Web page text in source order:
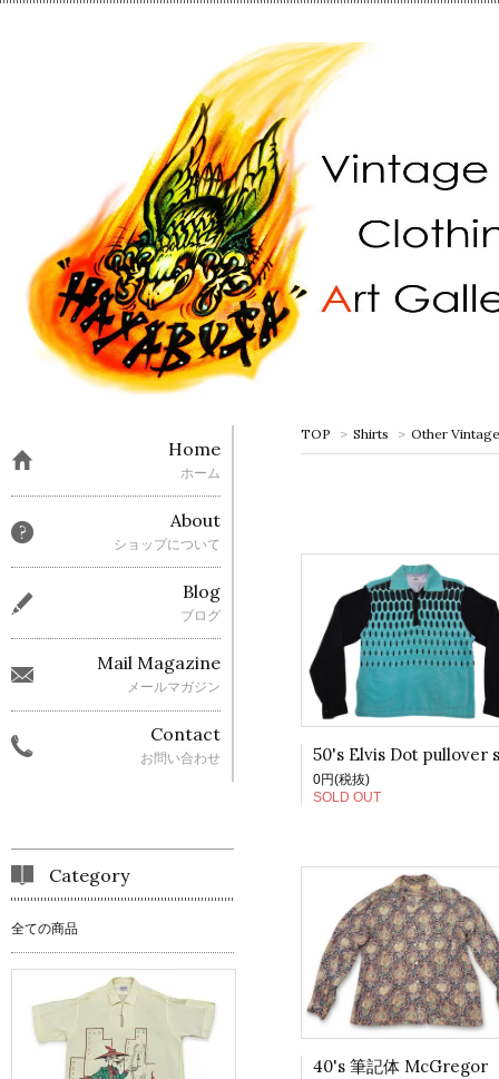
TOP > Shirts > Other
0円(税抜)
SOLD OUT
40's 筆記体 McGregor
Home
ホーム
About
ショップについて
Blog
ブログ
Mail Magazine
メールマガジン
Contact
お問い合わせ
Category
全ての商品